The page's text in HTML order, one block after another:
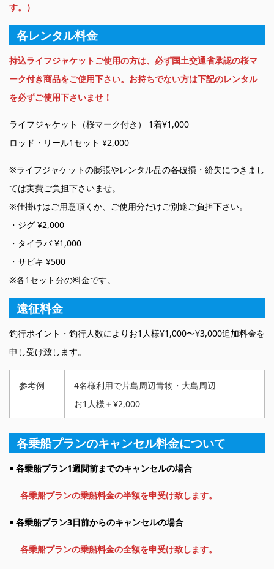
す。）
各レンタル料金
持込ライフジャケットご使用の方は、必ず国土交通省承認の桜マ
ーク付き商品をご使用下さい。お持ちでない方は下記のレンタル
を必ずご使用下さいませ！
ライフジャケット（桜マーク付き） 1着¥1,000
ロッド・リール1セット ¥2,000
※ライフジャケットの膨張やレンタル品の各破損・紛失につきまし
ては実費ご負担下さいませ。
※仕掛けはご用意頂くか、ご使用分だけご別途ご負担下さい。
・ジグ ¥2,000
・タイラバ ¥1,000
・サビキ ¥500
※各1セット分の料金です。
遠征料金
釣行ポイント・釣行人数によりお1人様¥1,000〜¥3,000追加料金を
申し受け致します。
参考例
4名様利用で片島周辺青物・大島周辺
お1人様＋¥2,000
各乗船プランのキャンセル料金について
◾️ 各乗船プラン1週間前までのキャンセルの場合
各乗船プランの乗船料金の半額を申受け致します。
◾️ 各乗船プラン3日前からのキャンセルの場合
各乗船プランの乗船料金の全額を申受け致します。